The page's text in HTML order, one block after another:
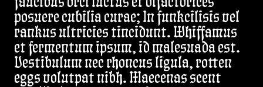
posuere cubilia curae; In funkcilisis vel
rankus ultricies tincidunt. Whiffamus
et fermentum ipsum, id malesuada est.
Vestibulum nec rhoncus ligula, rotten
eggs volutpat nibh. Maecenas scent